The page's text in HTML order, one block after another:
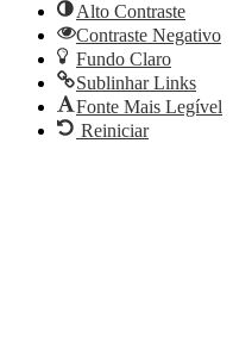
Alto Contraste
Contraste Negativo
Fundo Claro
Sublinhar Links
Fonte Mais Legível
Reiniciar